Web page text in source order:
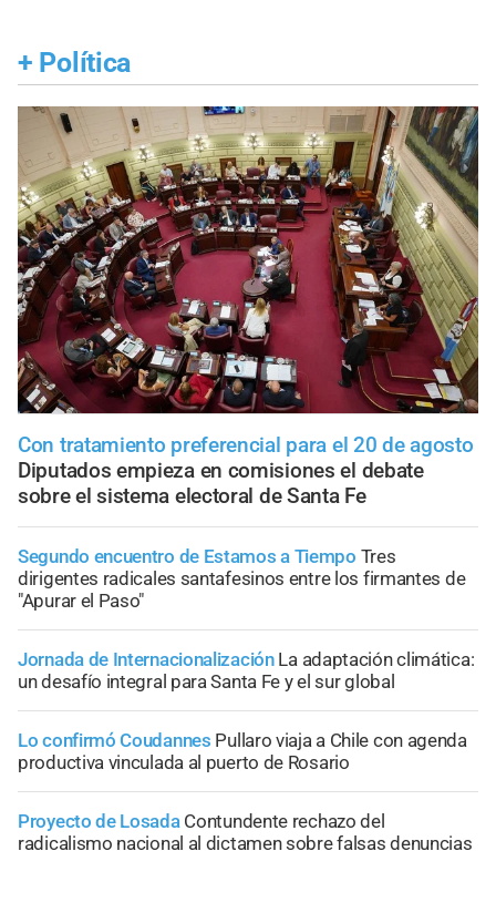
+ Política
Con tratamiento preferencial para el 20 de agosto
Diputados empieza en comisiones el debate
sobre el sistema electoral de Santa Fe
Segundo encuentro de Estamos a Tiempo Tres
dirigentes radicales santafesinos entre los firmantes de
"Apurar el Paso"
Jornada de Internacionalización La adaptación climática:
un desafío integral para Santa Fe y el sur global
Lo confirmó Coudannes Pullaro viaja a Chile con agenda
productiva vinculada al puerto de Rosario
Proyecto de Losada Contundente rechazo del
radicalismo nacional al dictamen sobre falsas denuncias